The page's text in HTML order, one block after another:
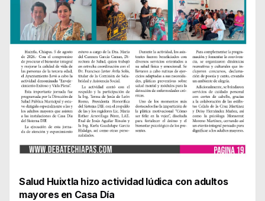
Salud Huixtla hizo actividad lúdica con adultos
mayores en Casa Día